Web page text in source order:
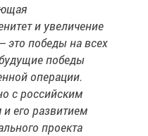
и увеличение
это победы на всех
победы
операции.
с российским
его развитием
проекта